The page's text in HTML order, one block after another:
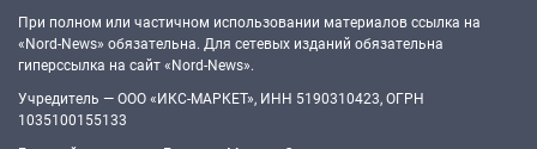
При полном или частичном использовании материалов ссылка на
«Nord-News» обязательна. Для сетевых изданий обязательна
гиперссылка на сайт «Nord-News».
Учредитель — ООО «ИКС-МАРКЕТ», ИНН 5190310423, ОГРН
1035100155133